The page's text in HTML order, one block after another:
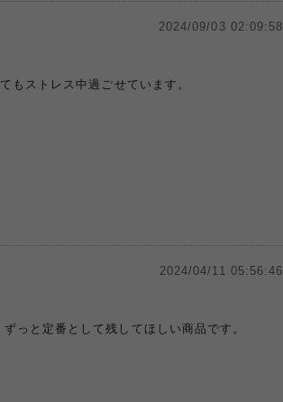
2024/09/03 02:09:58
もストレス中過ごせています。
2024/04/11 05:56:46
っと定番として残してほしい商品です。